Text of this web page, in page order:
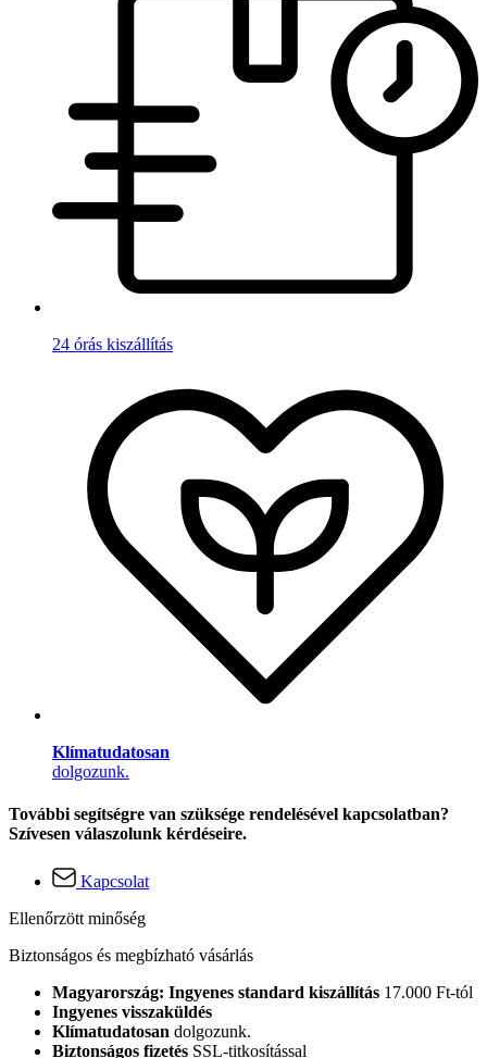
24 órás kiszállítás
Klímatudatosan
dolgozunk.
További segítségre van szüksége rendelésével kapcsolatban?
Szívesen válaszolunk kérdéseire.
Kapcsolat
Ellenőrzött minőség
Biztonságos és megbízható vásárlás
Magyarország: Ingyenes standard kiszállítás 17.000 Ft-tól
Ingyenes visszaküldés
Klímatudatosan dolgozunk.
Biztonságos fizetés SSL-titkosítással